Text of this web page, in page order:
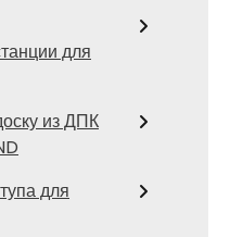
для
из ДПК
для